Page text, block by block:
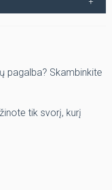
pagalba? Skambinkite
tik svorį, kurį